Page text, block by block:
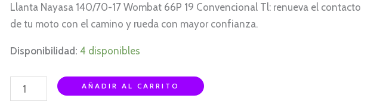
Llanta Nayasa 140/70-17 Wombat 66P 19 Convencional Tl: renueva el contacto
de tu moto con el camino y rueda con mayor confianza.
Disponibilidad: 4 disponibles
TL
cantidad
AÑADIR AL CARRITO